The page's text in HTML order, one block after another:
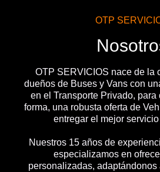
OTP
OTP SERVICIOS nace de la
dueños de Buses y Vans con
en el Transporte Privado, para
forma, una robusta oferta de
entregar el mejor
Nuestros 15 años de
especializamos en
personalizadas,